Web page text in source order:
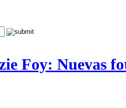
Foy: Nuevas